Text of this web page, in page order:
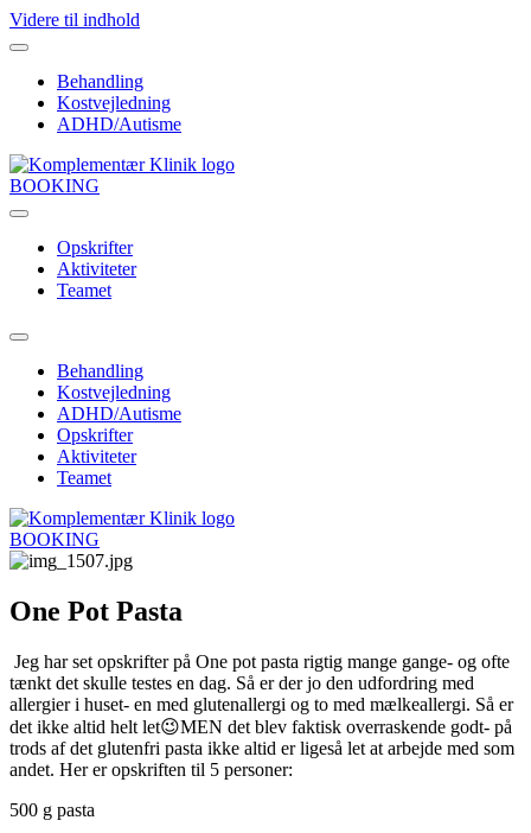
Videre til indhold
Behandling
Kostvejledning
ADHD/Autisme
BOOKING
Opskrifter
Aktiviteter
Teamet
Behandling
Kostvejledning
ADHD/Autisme
Opskrifter
Aktiviteter
Teamet
BOOKING
One Pot Pasta
Jeg har set opskrifter på One pot pasta rigtig mange gange- og ofte
tænkt det skulle testes en dag. Så er der jo den udfordring med
allergier i huset- en med glutenallergi og to med mælkeallergi. Så er
det ikke altid helt let😉MEN det blev faktisk overraskende godt- på
trods af det glutenfri pasta ikke altid er ligeså let at arbejde med som
andet. Her er opskriften til 5 personer:
500 g pasta